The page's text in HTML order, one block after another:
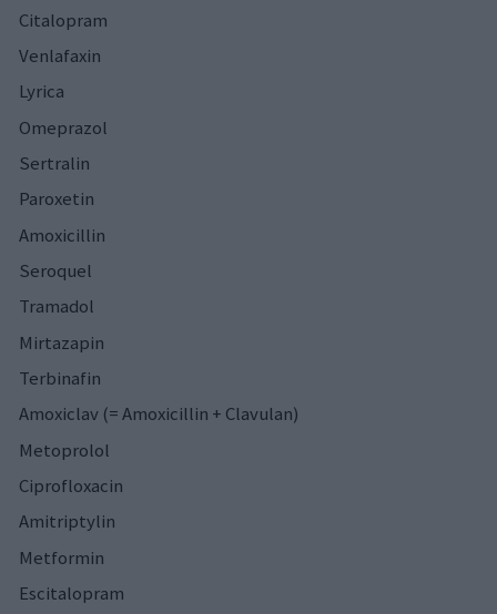
Citalopram
Venlafaxin
Lyrica
Omeprazol
Sertralin
Paroxetin
Amoxicillin
Seroquel
Tramadol
Mirtazapin
Terbinafin
Amoxiclav (= Amoxicillin + Clavulan)
Metoprolol
Ciprofloxacin
Amitriptylin
Metformin
Escitalopram